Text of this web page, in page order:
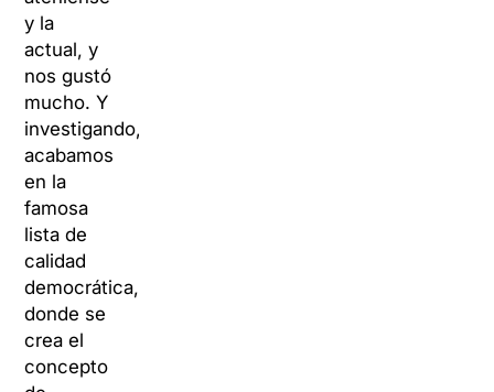
y la
actual, y
nos gustó
mucho. Y
investigando,
acabamos
en la
famosa
lista de
calidad
democrática,
donde se
crea el
concepto